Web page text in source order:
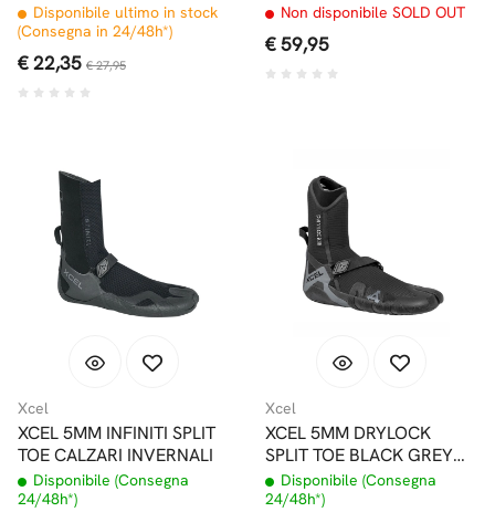
Disponibile ultimo in stock
(Consegna in 24/48h*)
€ 22,35 € 27,95
Non disponibile SOLD OUT
€ 59,95
Xcel
XCEL 5MM INFINITI SPLIT
TOE CALZARI INVERNALI
Disponibile (Consegna
24/48h*)
Xcel
XCEL 5MM DRYLOCK
SPLIT TOE BLACK GREY
CALZARI INVERNALI
Disponibile (Consegna
24/48h*)